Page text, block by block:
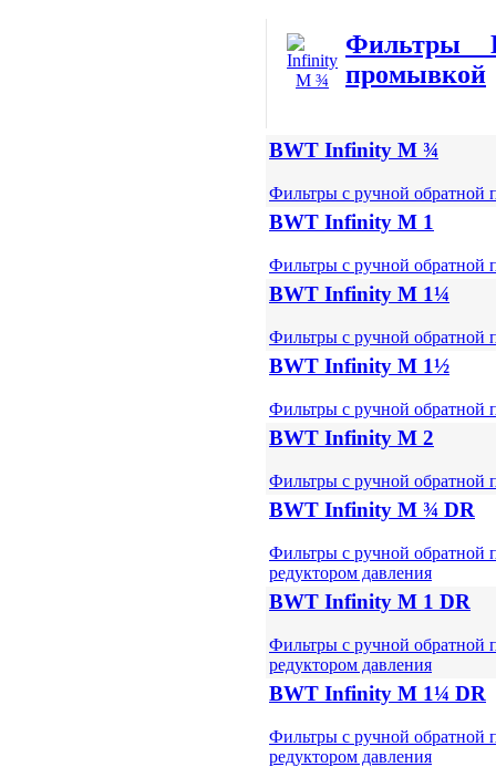
Фильтры
промывкой
BWT Infinity M ¾
Фильтры с ручной обратной
BWT Infinity M 1
Фильтры с ручной обратной
BWT Infinity M 1¼
Фильтры с ручной обратной
BWT Infinity M 1½
Фильтры с ручной обратной
BWT Infinity M 2
Фильтры с ручной обратной
BWT Infinity M ¾ DR
Фильтры с ручной обратной
редуктором давления
BWT Infinity M 1 DR
Фильтры с ручной обратной
редуктором давления
BWT Infinity M 1¼ DR
Фильтры с ручной обратной
редуктором давления